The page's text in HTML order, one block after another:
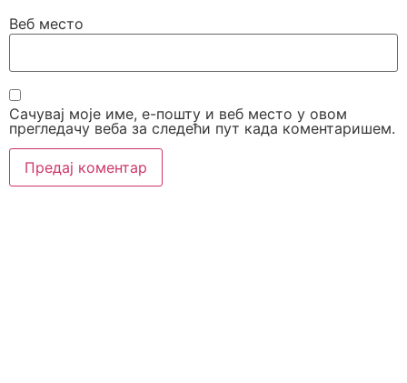
Веб место
Сачувај моје име, е-пошту и веб место у овом
прегледачу веба за следећи пут када коментаришем.